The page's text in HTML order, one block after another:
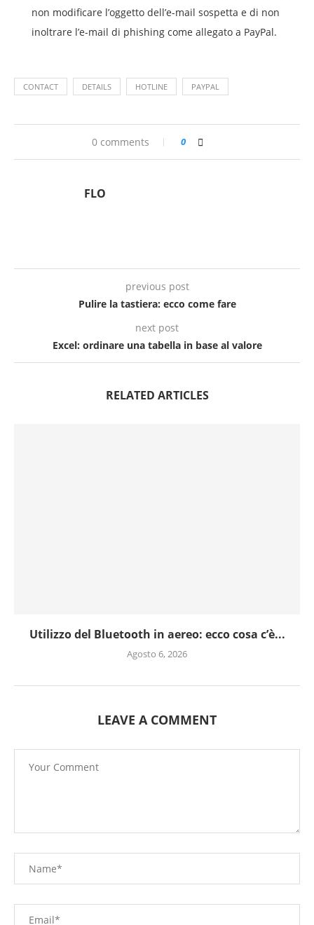
non modificare l’oggetto dell’e-mail sospetta e di non
inoltrare l’e-mail di phishing come allegato a PayPal.
CONTACT DETAILS HOTLINE PAYPAL
0 comments 0
FLO
previous post
Pulire la tastiera: ecco come fare
next post
Excel: ordinare una tabella in base al valore
RELATED ARTICLES
Utilizzo del Bluetooth in aereo: ecco cosa c’è...
Agosto 6, 2026
LEAVE A COMMENT